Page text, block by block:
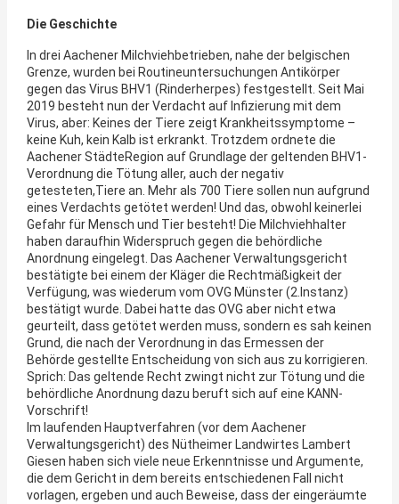
Die Geschichte
In drei Aachener Milchviehbetrieben, nahe der belgischen
Grenze, wurden bei Routineuntersuchungen Antikörper
gegen das Virus BHV1 (Rinderherpes) festgestellt. Seit Mai
2019 besteht nun der Verdacht auf Infizierung mit dem
Virus, aber: Keines der Tiere zeigt Krankheitssymptome –
keine Kuh, kein Kalb ist erkrankt. Trotzdem ordnete die
Aachener StädteRegion auf Grundlage der geltenden BHV1-
Verordnung die Tötung aller, auch der negativ
getesteten,Tiere an. Mehr als 700 Tiere sollen nun aufgrund
eines Verdachts getötet werden! Und das, obwohl keinerlei
Gefahr für Mensch und Tier besteht! Die Milchviehhalter
haben daraufhin Widerspruch gegen die behördliche
Anordnung eingelegt. Das Aachener Verwaltungsgericht
bestätigte bei einem der Kläger die Rechtmäßigkeit der
Verfügung, was wiederum vom OVG Münster (2.Instanz)
bestätigt wurde. Dabei hatte das OVG aber nicht etwa
geurteilt, dass getötet werden muss, sondern es sah keinen
Grund, die nach der Verordnung in das Ermessen der
Behörde gestellte Entscheidung von sich aus zu korrigieren.
Sprich: Das geltende Recht zwingt nicht zur Tötung und die
behördliche Anordnung dazu beruft sich auf eine KANN-
Vorschrift!
Im laufenden Hauptverfahren (vor dem Aachener
Verwaltungsgericht) des Nütheimer Landwirtes Lambert
Giesen haben sich viele neue Erkenntnisse und Argumente,
die dem Gericht in dem bereits entschiedenen Fall nicht
vorlagen, ergeben und auch Beweise, dass der eingeräumte